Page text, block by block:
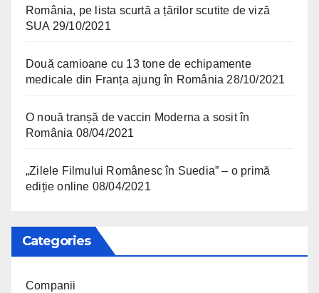
România, pe lista scurtă a țărilor scutite de viză
SUA 29/10/2021
Două camioane cu 13 tone de echipamente
medicale din Franța ajung în România 28/10/2021
O nouă tranșă de vaccin Moderna a sosit în
România 08/04/2021
„Zilele Filmului Românesc în Suedia” – o primă
ediție online 08/04/2021
Categories
Companii